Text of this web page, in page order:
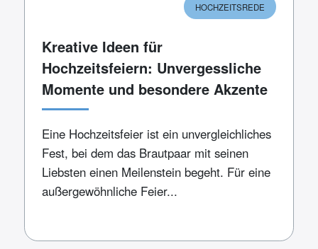
HOCHZEITSREDE
Kreative Ideen für
Hochzeitsfeiern: Unvergessliche
Momente und besondere Akzente
Eine Hochzeitsfeier ist ein unvergleichliches
Fest, bei dem das Brautpaar mit seinen
Liebsten einen Meilenstein begeht. Für eine
außergewöhnliche Feier...